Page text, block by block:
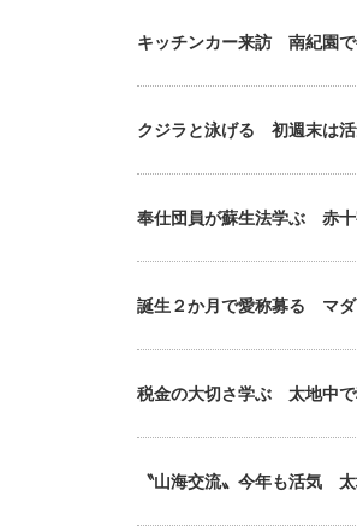
キッチンカー来訪 南紀園
クジラと泳げる 初週末は
奉仕団員が蘇生法学ぶ 赤
誕生２か月で愛称募る マ
税金の大切さ学ぶ 太地中
〝山海交流〟今年も活気